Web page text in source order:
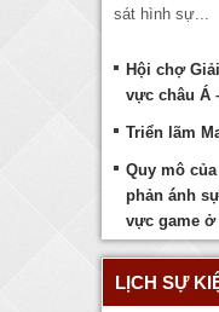
sát hình sự...
Hội chợ
vực châu Á
Triển lãm
Quy mô
phản ánh
vực game ở
LỊCH SỰ